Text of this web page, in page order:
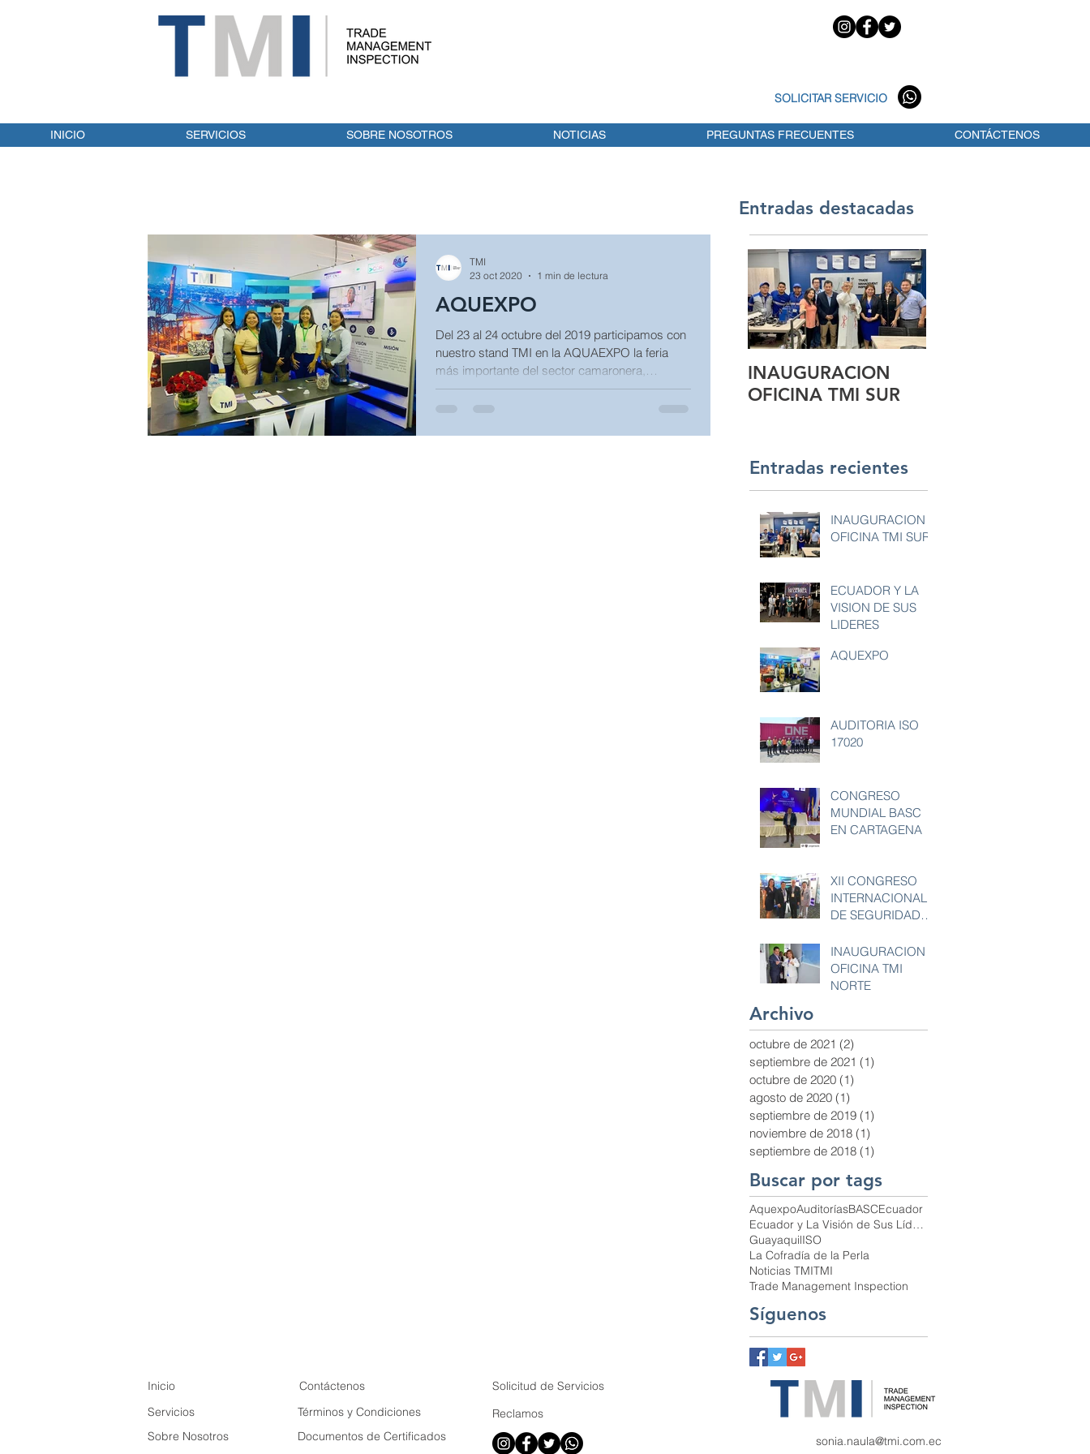
SOLICITAR SERVICIO
INICIO SERVICIOS SOBRE NOSOTROS NOTICIAS PREGUNTAS FRECUENTES CONTÁCTENOS
Entradas destacadas
AQUEXPO
Del 23 al 24 octubre del 2019 participamos con
nuestro stand TMI en la AQUAEXPO la feria
más importante del sector camaronera,
donde...
TMI
23 oct 2020
1 min de lectura
INAUGURACION
OFICINA TMI SUR
Entradas recientes
INAUGURACION
OFICINA TMI SUR
ECUADOR Y LA
VISION DE SUS
LIDERES
AQUEXPO
AUDITORIA ISO
17020
CONGRESO
MUNDIAL BASC
EN CARTAGENA
XII CONGRESO
INTERNACIONAL
DE SEGURIDAD
INAUGURACION
OFICINA TMI
NORTE
Archivo
octubre de 2021 (2)
septiembre de 2021 (1)
octubre de 2020 (1)
agosto de 2020 (1)
septiembre de 2019 (1)
noviembre de 2018 (1)
septiembre de 2018 (1)
Buscar por tags
AquexpoAuditoríasBASCEcuador
Ecuador y La Visión de Sus Líderes
GuayaquilISO
La Cofradía de la Perla
Noticias TMITMI
Trade Management Inspection
Síguenos
Inicio
Contáctenos
Servicios
Términos y Condiciones
Sobre Nosotros
Documentos de Certificados
Solicitud de Servicios
Reclamos
sonia.naula@tmi.com.ec